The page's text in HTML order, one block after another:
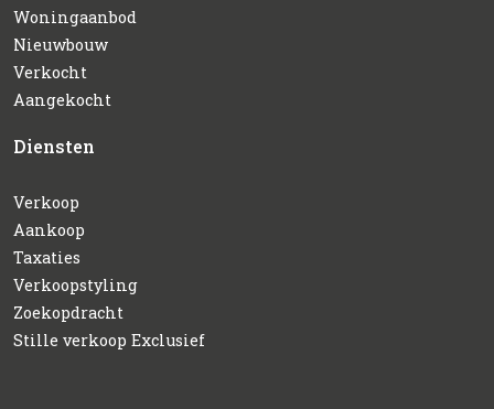
Woningaanbod
Nieuwbouw
Verkocht
Aangekocht
Diensten
Verkoop
Aankoop
Taxaties
Verkoopstyling
Zoekopdracht
Stille verkoop Exclusief